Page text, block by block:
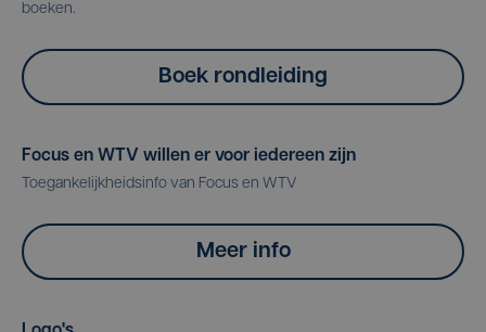
boeken.
Boek rondleiding
Focus en WTV willen er voor iedereen zijn
Toegankelijkheidsinfo van Focus en WTV
Meer info